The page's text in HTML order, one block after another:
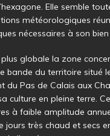
Elle semble
météorologiques
nécessaires à son
globale la zone
bande du territoire situé
du Pas de Calais aux
culture en pleine terre.
à faible amplitude
jours très chaud et secs